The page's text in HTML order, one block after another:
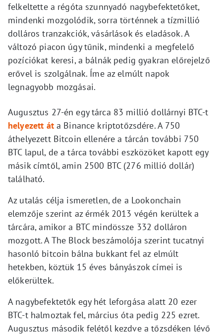
felkeltette a régóta szunnyadó nagybefektetőket,
mindenki mozgolódik, sorra történnek a tízmillió
dolláros tranzakciók, vásárlások és eladások. A
változó piacon úgy tűnik, mindenki a megfelelő
pozíciókat keresi, a bálnák pedig gyakran előrejelző
erővel is szolgálnak. Íme az elmúlt napok
legnagyobb mozgásai.
Augusztus 27-én egy tárca 83 millió dollárnyi BTC-t
helyezett áta Binance kriptotőzsdére. A 750
áthelyezett Bitcoin ellenére a tárcán további 750
BTC lapul, de a tárca további eszközöket kapott egy
másik címtől, amin 2500 BTC (276 millió dollár)
található.
Az utalás célja ismeretlen, de a Lookonchain
elemzője szerint az érmék 2013 végén kerültek a
tárcára, amikor a BTC mindössze 332 dolláron
mozgott. A The Block beszámolója szerint tucatnyi
hasonló bitcoin bálna bukkant fel az elmúlt
hetekben, köztük 15 éves bányászok címei is
előkerültek.
A nagybefektetők egy hét leforgása alatt 20 ezer
BTC-t halmoztak fel, március óta pedig 225 ezret.
Augusztus második felétől kezdve a tőzsdéken lévő